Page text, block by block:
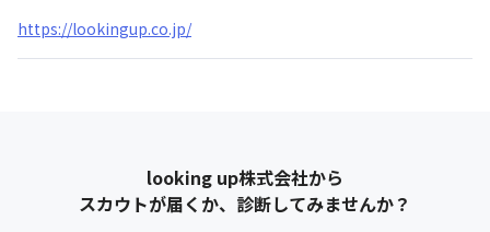
https://lookingup.co.jp/
looking up株式会社から
スカウトが届くか、診断してみませんか？